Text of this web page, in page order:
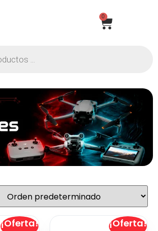
0
¡Oferta! ¡Oferta!